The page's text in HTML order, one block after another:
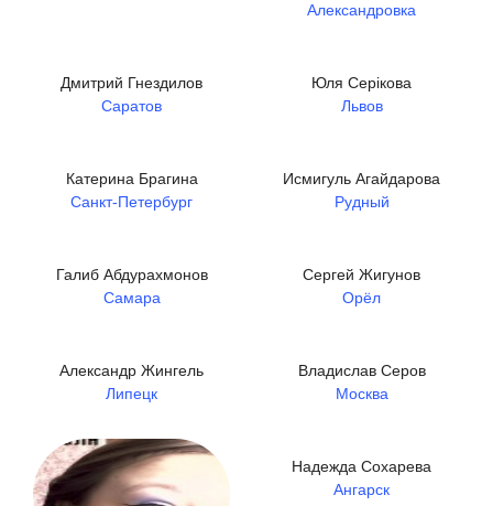
Александровка
Дмитрий Гнездилов
Саратов
Юля Серікова
Львов
Катерина Брагина
Санкт-Петербург
Исмигуль Агайдарова
Рудный
Галиб Абдурахмонов
Самара
Сергей Жигунов
Орёл
Александр Жингель
Липецк
Владислав Серов
Москва
Надежда Сохарева
Ангарск